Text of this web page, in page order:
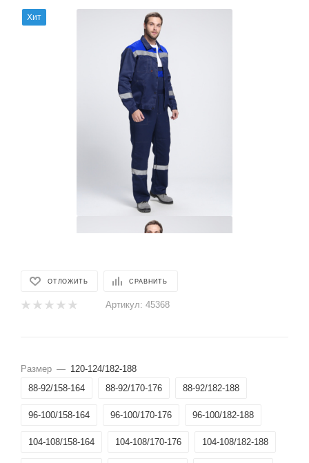
Хит
ОТЛОЖИТЬ СРАВНИТЬ
Артикул: 45368
Размер — 120-124/182-188
88-92/158-164
88-92/170-176 88-92/182-188
96-100/158-164 96-100/170-176 96-100/182-188
104-108/158-164 104-108/170-176 104-108/182-188